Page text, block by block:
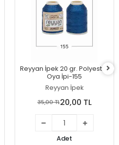
Reyyan İpek 20 gr. Polyester
Oya İpi-155
Reyyan İpek
35,00 TL20,00 TL
Adet